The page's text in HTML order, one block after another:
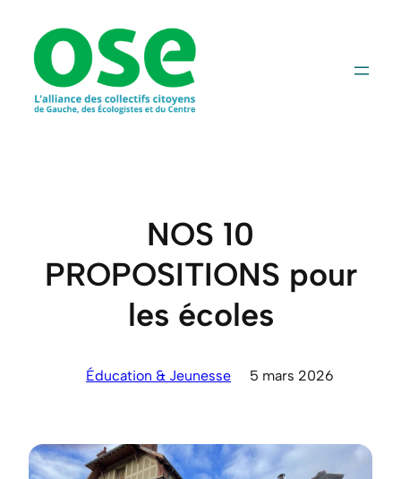
contenu
NOS 10
PROPOSITIONS pour
les écoles
Éducation & Jeunesse 5 mars 2026